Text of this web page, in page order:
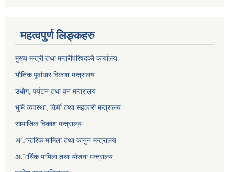
महत्वपुर्ण लिङ्कहरु
मुख्य मन्त्री तथा मन्त्रीपरिषदकाे कार्यालय
भाैतिक पूर्वाधार विकाश मन्त्रालय
उधाेग, पर्यटन तथा वन मन्त्रालय
भुमि व्यवस्था, किर्षी तथा सहकारी मन्त्रालय
सामाजिक विकाश मन्त्रालय
अान्तरिक मामिला तथा कानुन मन्त्रालय
अार्थिक मामिला तथा याेजना मन्त्रालय